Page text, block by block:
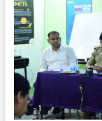
मची
अफरातफरी